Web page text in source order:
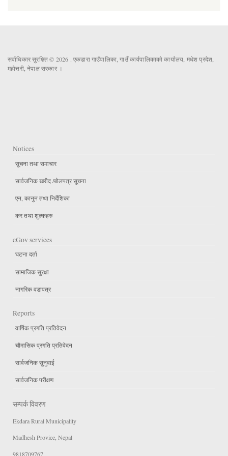
सर्वाधिकार सुरक्षित © 2026 . एकडारा गाउँपालिका, गाउँ कार्यपालिकाको कार्यालय, मधेश प्रदेश,
महोत्तरी, नेपाल सरकार ।
Notices
सूचना तथा समाचार
सार्वजनिक खरीद /बोलपत्र सूचना
एन, कानुन तथा निर्देशिका
कर तथा शुल्कहरु
eGov services
घटना दर्ता
सामाजिक सुरक्षा
नागरिक वडापत्र
Reports
वार्षिक प्रगति प्रतिवेदन
चौमासिक प्रगति प्रतिवेदन
सार्वजनिक सुनुवाई
सार्वजनिक परीक्षण
सम्पर्क विवरण
Ekdara Rural Municipality
Madhesh Provice, Nepal
9818709767